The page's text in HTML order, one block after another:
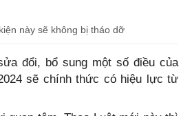
này sẽ không bị tháo dỡ
đổi, bổ sung một số điều của
sẽ chính thức có hiệu lực từ